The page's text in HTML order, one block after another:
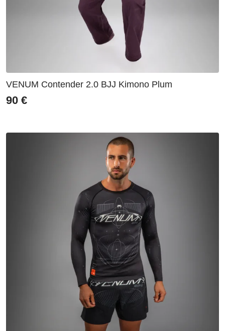
VENUM Contender 2.0 BJJ Kimono Plum
90 €